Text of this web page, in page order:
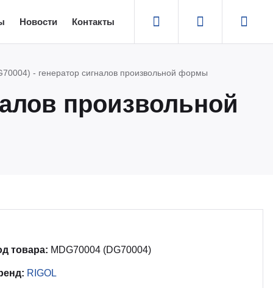
Новости Контакты
- генератор сигналов произвольной формы
произвольной
товара: MDG70004 (DG70004)
RIGOL